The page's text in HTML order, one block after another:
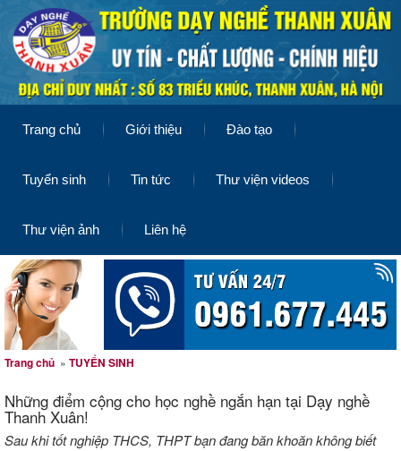
Trang chủ Giới thiệu Đào tạo
Tuyển sinh Tin tức Thư viện videos
Thư viện ảnh Liên hệ
Trang chủ » TUYỂN SINH
Những điểm cộng cho học nghề ngắn hạn tại Dạy nghề
Thanh Xuân!
Sau khi tốt nghiệp THCS, THPT bạn đang băn khoăn không biết